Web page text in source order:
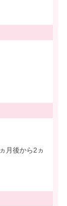
月後から2ヵ